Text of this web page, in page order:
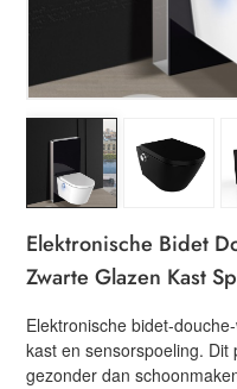
Elektronische Bidet
Zwarte Glazen Kast
Elektronische bidet-
kast en sensorspoeling.
gezonder dan